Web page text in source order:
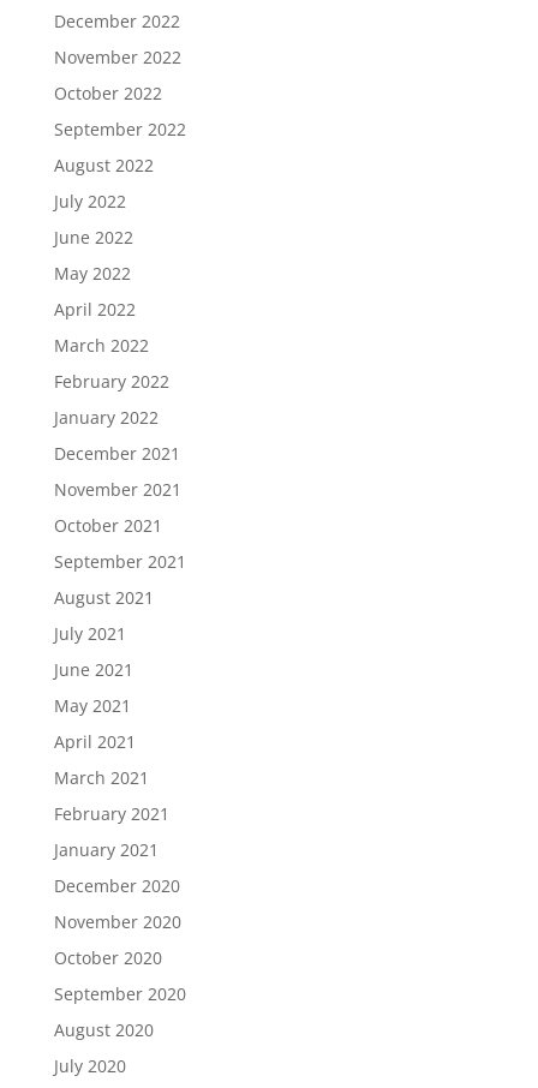
December 2022
November 2022
October 2022
September 2022
August 2022
July 2022
June 2022
May 2022
April 2022
March 2022
February 2022
January 2022
December 2021
November 2021
October 2021
September 2021
August 2021
July 2021
June 2021
May 2021
April 2021
March 2021
February 2021
January 2021
December 2020
November 2020
October 2020
September 2020
August 2020
July 2020